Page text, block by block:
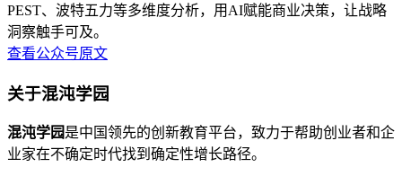
PEST、波特五力等多维度分析，用AI赋能商业决策，让战略
洞察触手可及。
查看公众号原文
关于混沌学园
混沌学园是中国领先的创新教育平台，致力于帮助创业者和企
业家在不确定时代找到确定性增长路径。